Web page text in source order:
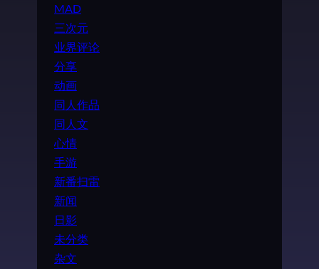
MAD
三次元
业界评论
分享
动画
同人作品
同人文
心情
手游
新番扫雷
新闻
日影
未分类
杂文